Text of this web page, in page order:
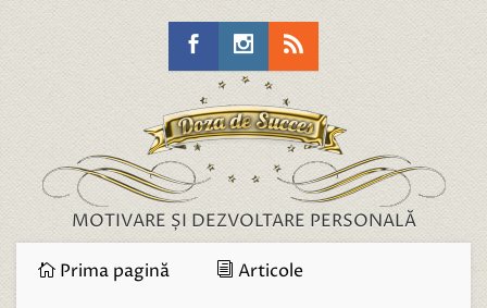
MOTIVARE ȘI DEZVOLTARE PERSONALĂ
Prima pagină Articole